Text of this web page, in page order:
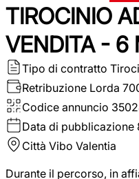
TIROCINIO
VENDITA - 6
Tipo di contratto
Retribuzione Lorda
Codice annuncio
Data di pubblicazione
Città Vibo Valentia
Durante il percorso, in